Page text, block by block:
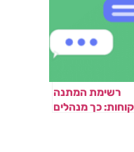
רשימת המתנה
כך מנהלים